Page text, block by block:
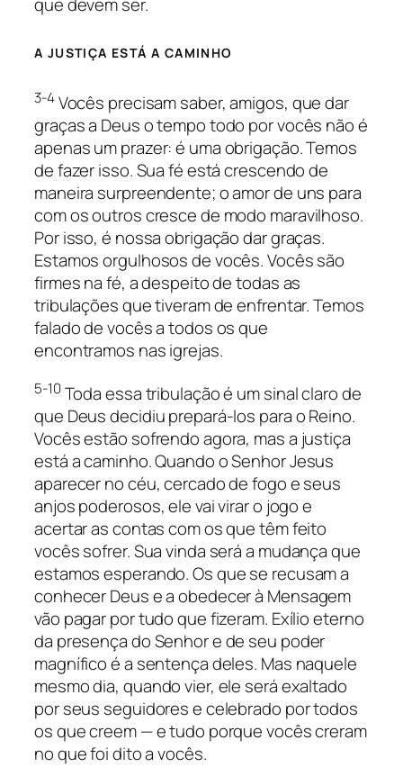
A JUSTIÇA ESTÁ A CAMINHO
3-4Vocês precisam saber, amigos, que dar
graças a Deus o tempo todo por vocês não é
apenas um prazer: é uma obrigação. Temos
de fazer isso. Sua fé está crescendo de
maneira surpreendente; o amor de uns para
com os outros cresce de modo maravilhoso.
Por isso, é nossa obrigação dar graças.
Estamos orgulhosos de vocês. Vocês são
firmes na fé, a despeito de todas as
tribulações que tiveram de enfrentar. Temos
falado de vocês a todos os que
encontramos nas igrejas.
5-10 Toda essa tribulação é um sinal claro de
que Deus decidiu prepará-los para o Reino.
Vocês estão sofrendo agora, mas a justiça
está a caminho. Quando o Senhor Jesus
aparecer no céu, cercado de fogo e seus
anjos poderosos, ele vai virar o jogo e
acertar as contas com os que têm feito
vocês sofrer. Sua vinda será a mudança que
estamos esperando. Os que se recusam a
conhecer Deus e a obedecer à Mensagem
vão pagar por tudo que fizeram. Exílio eterno
da presença do Senhor e de seu poder
magnífico é a sentença deles. Mas naquele
mesmo dia, quando vier, ele será exaltado
por seus seguidores e celebrado por todos
os que creem — e tudo porque vocês creram
no que foi dito a vocês.